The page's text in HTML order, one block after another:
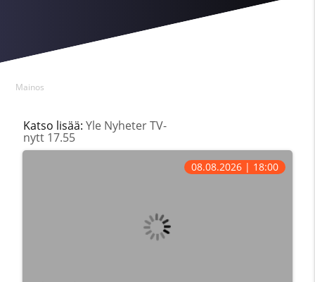
Mainos
Katso lisää: Yle Nyheter TV-
nytt 17.55
08.08.2026 | 18:00